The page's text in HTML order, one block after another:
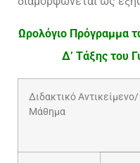
Ωρολόγιο Πρόγραμμα
Δ’ Τάξης του
Διδακτικό Αντικείμενο/
Μάθημα